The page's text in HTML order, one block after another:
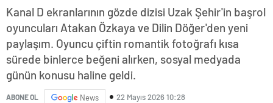
Kanal D ekranlarının gözde dizisi Uzak Şehir'in başrol
oyuncuları Atakan Özkaya ve Dilin Döğer'den yeni
paylaşım. Oyuncu çiftin romantik fotoğrafı kısa
sürede binlerce beğeni alırken, sosyal medyada
günün konusu haline geldi.
ABONE OL News 22 Mayıs 2026 10:28